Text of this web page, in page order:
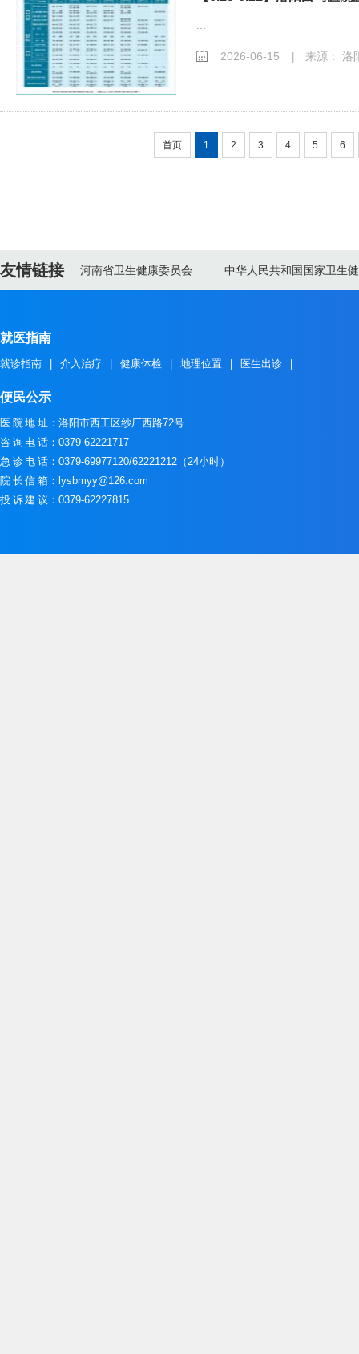
2026-06-15 来源： 洛
首页 1 2 3 4 5 6
友情链接 河南省卫生健康委员会 中华人民共和国国家卫生
就医指南
就诊指南 介入治疗 健康体检 地理位置 医生出诊
便民公示
医院地址 ：洛阳市西工区纱厂西路72号
咨询电话 ：0379-62221717
急诊电话 ：0379-69977120/62221212（24小时）
院长信箱 ：lysbmyy@126.com
投诉建议 ：0379-62227815